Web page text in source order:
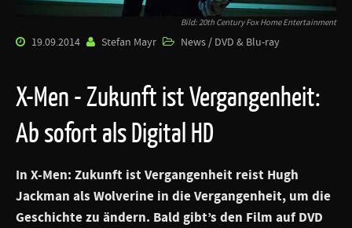
Bild: 20th Century Fox Home Entertainment
19.09.2014 Stefan Mayr News / DVD & Blu-ray
X-Men - Zukunft ist Vergangenheit:
Ab sofort als Digital HD
In X-Men: Zukunft ist Vergangenheit reist Hugh
Jackman als Wolverine in die Vergangenheit, um die
Geschichte zu ändern. Bald gibt’s den Film auf DVD